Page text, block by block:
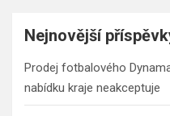
c
Nejnovější
Prodej fotbalového
nabídku kraje neakceptuje